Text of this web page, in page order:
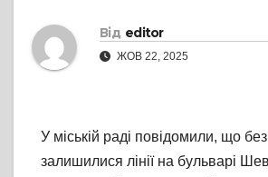
Від editor
ЖОВ 22, 2025
У міській раді повідомили, що
залишилися лінії на бульварі